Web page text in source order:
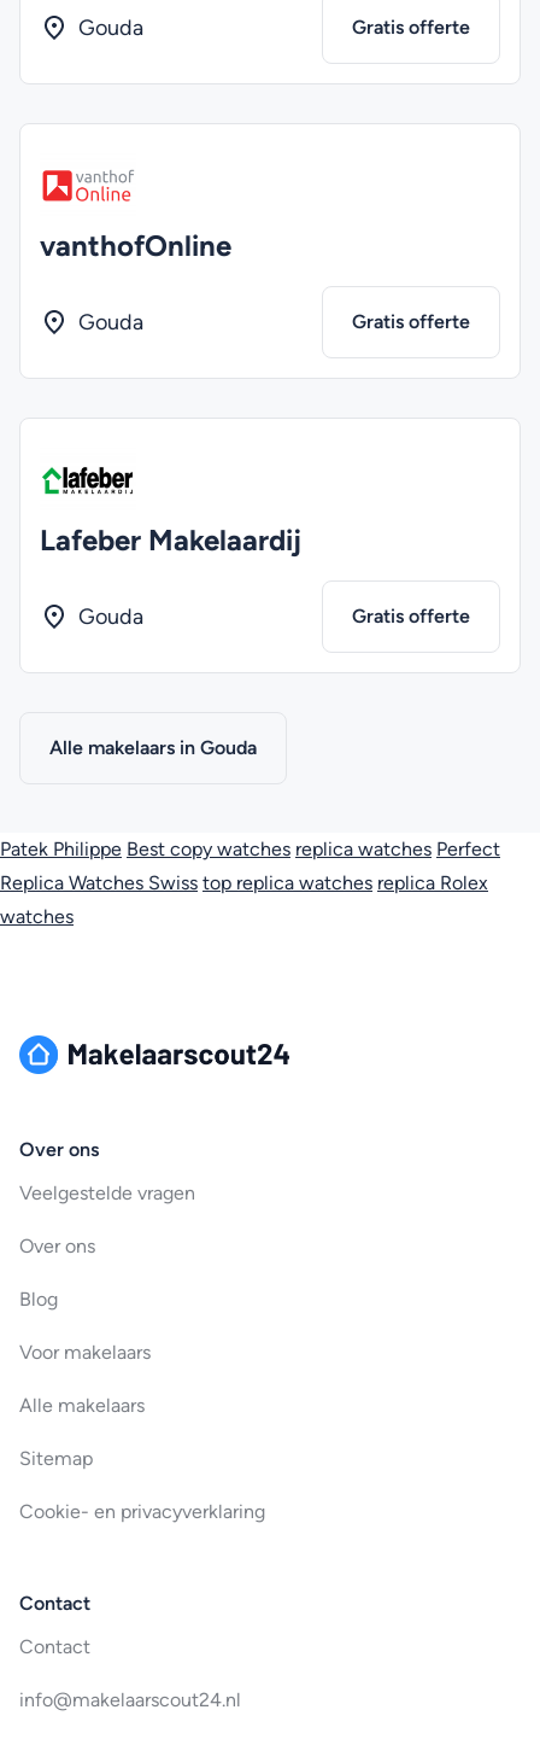
Gouda Gratis offerte
vanthofOnline
Gouda Gratis offerte
Lafeber Makelaardij
Gouda Gratis offerte
Alle makelaars in Gouda
Patek Philippe Best copy watches replica watches Perfect
Replica Watches Swiss top replica watches replica Rolex
watches
Over ons
Veelgestelde vragen
Over ons
Blog
Voor makelaars
Alle makelaars
Sitemap
Cookie- en privacyverklaring
Contact
Contact
info@makelaarscout24.nl